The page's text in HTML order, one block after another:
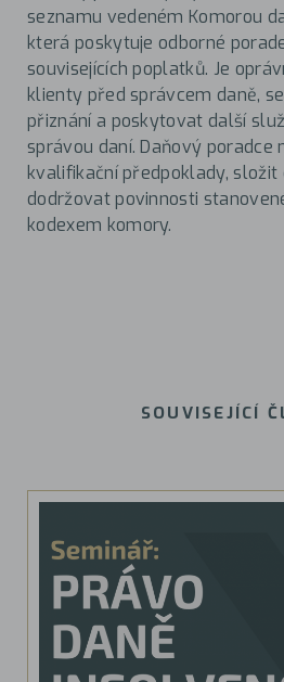
seznamu vedeném Komorou
která poskytuje odborné
souvisejících poplatků. Je
klienty před správcem daně,
přiznání a poskytovat další
správou daní. Daňový poradce
kvalifikační předpoklady, složit
dodržovat povinnosti
kodexem komory.
SOUVISEJÍCÍ